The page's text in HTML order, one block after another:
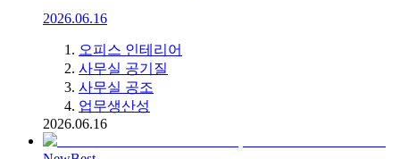
2026.06.16
오피스 인테리어
사무실 공기질
사무실 공조
업무생산성
2026.06.16